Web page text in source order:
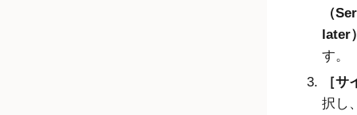
（
later
す。
サ
択し